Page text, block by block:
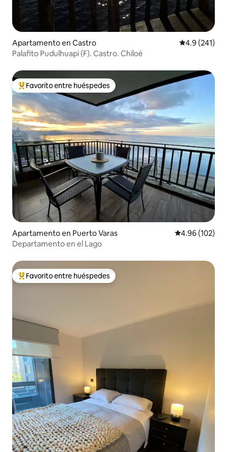
Apartamento en Castro Calificación
4.9 (241)
Palafito Pudulhuapi (F). Castro. Chiloé
Favorito entre huéspedes preferido
Favorito entre huéspedes
Apartamento en Puerto Varas Calificación
4.96 (102)
Departamento en el Lago
Favorito entre huéspedes preferido
Favorito entre huéspedes